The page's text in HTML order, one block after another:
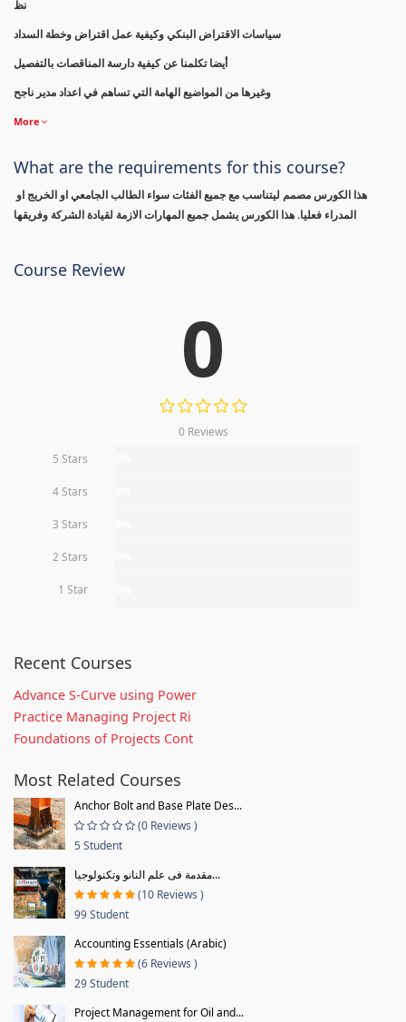
نظ
سياسات الاقتراض البنكي وكيفية عمل اقتراض وخطة السداد
وغيرها من المواضيع الهامة التي تساهم في اعداد مدير ناجح
More
What are the requirements for this course?
المدراء فعليا. هذا الكورس يشمل جميع المهارات الازمة لقيادة الشركة وفريقها
Course Review
0
0 Reviews
5 Stars
4 Stars
3 Stars
2 Stars
1 Star
Recent Courses
Advance S-Curve using Power
Practice Managing Project Ri
Foundations of Projects Cont
Most Related Courses
Anchor Bolt and Base Plate Des...
(0 Reviews )
5 Student
مقدمة فى علم النانو وتكنولوجيا...
(10 Reviews )
99 Student
Accounting Essentials (Arabic)
(6 Reviews )
29 Student
Project Management for Oil and...